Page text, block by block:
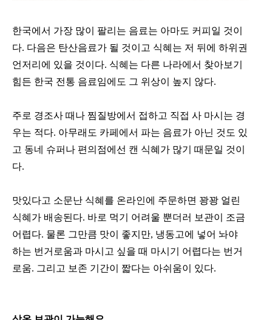
한국에서 가장 많이 팔리는 음료는 아마도 커피일 것이
다. 다음은 탄산음료가 될 것이고 식혜는 저 뒤에 하위권
언저리에 있을 것이다. 식혜는 다른 나라에서 찾아보기
힘든 한국 전통 음료임에도 그 위상이 높지 않다.
주로 경조사 때나 찜질방에서 접하고 직접 사 마시는 경
우는 적다. 아무래도 카페에서 파는 음료가 아닌 것도 있
고 동네 슈퍼나 편의점에선 캔 식혜가 많기 때문일 것이
다.
맛있다고 소문난 식혜를 온라인에 주문하면 꽝꽝 얼린
식혜가 배송된다. 바로 먹기 어려울 뿐더러 보관이 조금
어렵다. 물론 그만큼 맛이 좋지만, 냉동고에 넣어 놔야
하는 번거로움과 마시고 싶을 때 마시기 어렵다는 번거
로움. 그리고 보존 기간이 짧다는 아쉬움이 있다.